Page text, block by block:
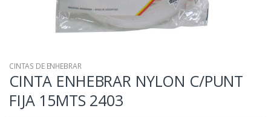
CINTAS DE ENHEBRAR
CINTA ENHEBRAR NYLON C/PUNT
FIJA 15MTS 2403